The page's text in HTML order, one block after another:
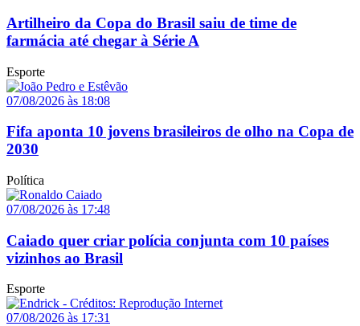
Artilheiro da Copa do Brasil saiu de time de
farmácia até chegar à Série A
Esporte
07/08/2026 às 18:08
Fifa aponta 10 jovens brasileiros de olho na Copa de
2030
Política
07/08/2026 às 17:48
Caiado quer criar polícia conjunta com 10 países
vizinhos ao Brasil
Esporte
07/08/2026 às 17:31